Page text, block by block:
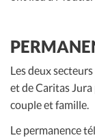
Les deux
et de Caritas
couple et famille.
Le permanence